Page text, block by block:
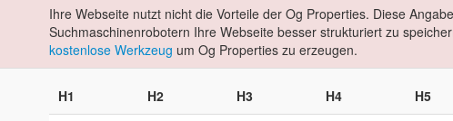
Ihre Webseite nutzt nicht die Vorteile der Og Properties. Diese
Suchmaschinenrobotern Ihre Webseite besser strukturiert zu
kostenlose Werkzeug um Og Properties zu erzeugen.
H1 H2 H3 H4 H5